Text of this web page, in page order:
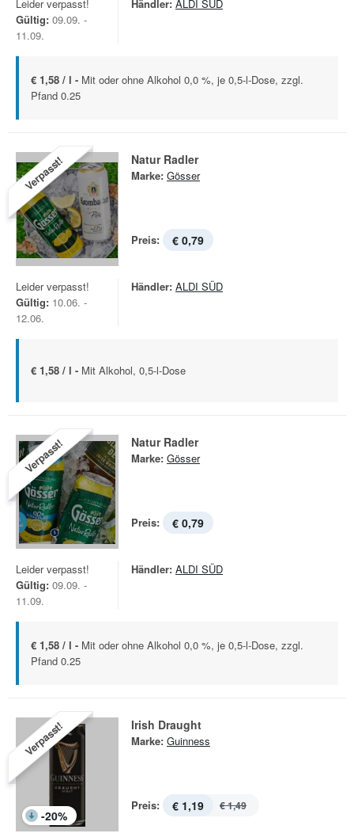
Leider verpasst!
Gültig: 09.09. -
11.09.
Händler: ALDI SÜD
€ 1,58 / l - Mit oder ohne Alkohol 0,0 %, je 0,5-l-Dose, zzgl.
Pfand 0.25
Verpasst! Natur Radler
Marke: Gösser
Preis: € 0,79
Leider verpasst!
Gültig: 10.06. -
12.06.
Händler: ALDI SÜD
€ 1,58 / l - Mit Alkohol, 0,5-l-Dose
Verpasst! Natur Radler
Marke: Gösser
Preis: € 0,79
Leider verpasst!
Gültig: 09.09. -
11.09.
Händler: ALDI SÜD
€ 1,58 / l - Mit oder ohne Alkohol 0,0 %, je 0,5-l-Dose, zzgl.
Pfand 0.25
Verpasst!
-20%
Irish Draught
Marke: Guinness
Preis: € 1,19 € 1,49